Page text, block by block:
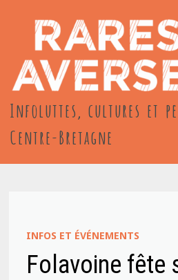
contenu
Infoluttes, cultures et
Centre-Bretagne
INFOS ET ÉVÉNEMENTS
Folavoine fête